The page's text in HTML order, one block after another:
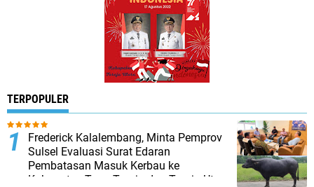
TERPOPULER
Frederick Kalalembang, Minta Pemprov
Sulsel Evaluasi Surat Edaran
Pembatasan Masuk Kerbau ke
Kabupaten Tana Toraja dan Toraja Utara